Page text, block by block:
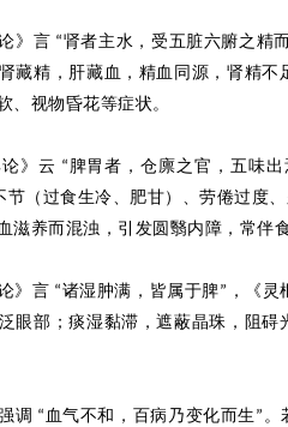
》言 “肾者主水，受五脏六腑之精
藏精，肝藏血，精血同源，肾精
、视物昏花等症状。
》云 “ 脾胃者，仓廪之官，五味出
节（过食生冷、肥甘）、劳倦过度
滋养而混浊，引发圆翳内障，常伴
》言 “诸湿肿满，皆属于脾” ，《灵
眼部；痰湿黏滞，遮蔽晶珠，阻
调 “ 血气不和，百病乃变化而生 ” 。